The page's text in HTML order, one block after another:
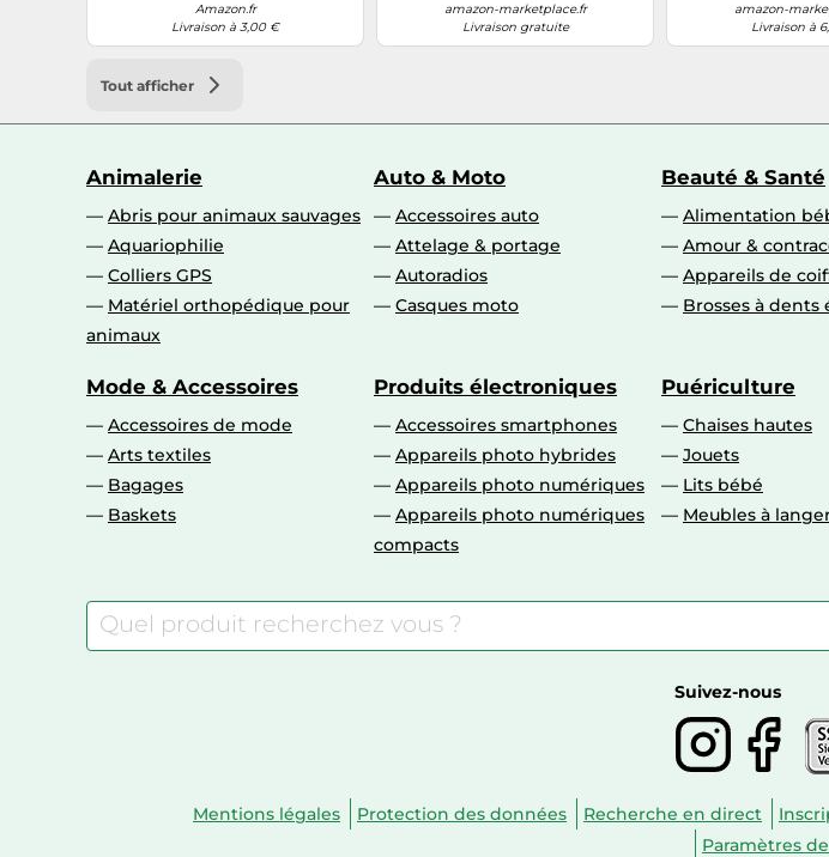
Amazon.fr
Livraison à 3,00 €
amazon-marketplace.fr
Livraison gratuite
amazon-
Livraison à
Tout afficher
Animalerie
Abris pour animaux sauvages
Aquariophilie
Colliers GPS
Matériel orthopédique pour
animaux
Auto & Moto
Accessoires auto
Attelage & portage
Autoradios
Casques moto
Beauté & Santé
Alimentation
Amour &
Appareils de
Brosses à dents
Mode & Accessoires
Accessoires de mode
Arts textiles
Bagages
Baskets
Produits électroniques
Accessoires smartphones
Appareils photo hybrides
Appareils photo numériques
Appareils photo numériques
compacts
Puériculture
Chaises hautes
Jouets
Lits bébé
Meubles à
Suivez-nous
Mentions légales Protection des données Recherche en direct
Paramètres